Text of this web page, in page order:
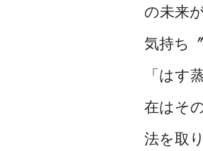
の未来
気持ち
「はす
在はそ
法を取